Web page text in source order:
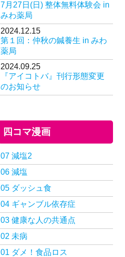
7月27日(日) 整体無料体験会 in
みわ薬局
2024.12.15
第１回：仲秋の鍼養生 in みわ
薬局
2024.09.25
『アイコトバ』刊行形態変更
のお知らせ
四コマ漫画
07 減塩2
06 減塩
05 ダッシュ食
04 ギャンブル依存症
03 健康な人の共通点
02 未病
01 ダメ！食品ロス